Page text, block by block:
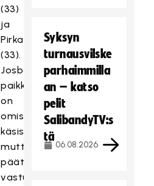
(33)
ja
Pirkat
(33).
Josballa
paikka
on
omissa
käsissä
mutta
päätöskierroksen
vastus
Syksyn
turnausvilske
parhaimmilla
an – katso
pelit
SalibandyTV:s
tä
06.08.2026